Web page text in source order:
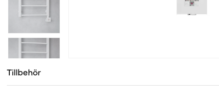
Tillbehör